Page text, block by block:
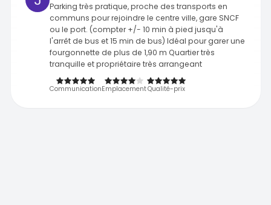
Parking très pratique, proche des transports en
communs pour rejoindre le centre ville, gare SNCF
ou le port. (compter +/- 10 min à pied jusqu'à
l'arrêt de bus et 15 min de bus) Idéal pour garer une
fourgonnette de plus de 1,90 m Quartier très
tranquille et propriétaire très arrangeant
CommunicationEmplacementQualité-prix